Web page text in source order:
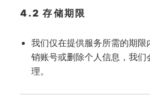
4.2 存储期限
我们仅在提供服务所需的期
销账号或删除个人信息，我们
理。